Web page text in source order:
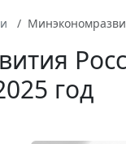
год